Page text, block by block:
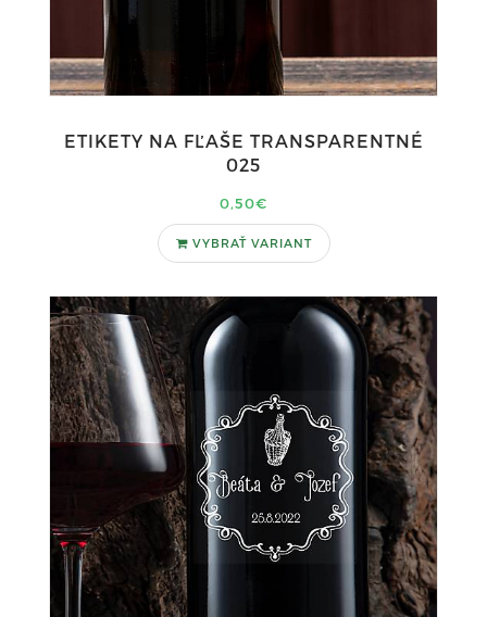
ETIKETY NA FĽAŠE TRANSPARENTNÉ
025
0,50€
VYBRAŤ VARIANT